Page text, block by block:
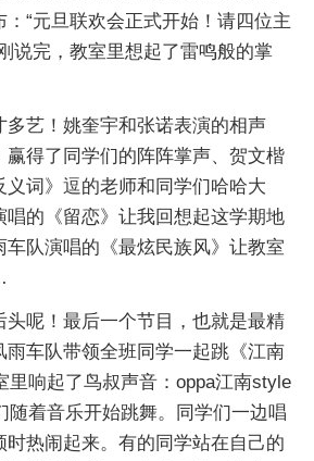
“元旦联欢会正式开始！请四位主
说完，教室里想起了雷鸣般的掌
多艺！姚奎宇和张诺表演的相声
赢得了同学们的阵阵掌声、贺文楷
义词》逗的老师和同学们哈哈大
唱的《留恋》让我回想起这学期地
车队演唱的《最炫民族风》让教室
头呢！最后一个节目，也就是最精
车队带领全班同学一起跳《江南
里响起了鸟叔声音：oppa江南style
着音乐开始跳舞。同学们一边唱
时热闹起来。有的同学站在自己的